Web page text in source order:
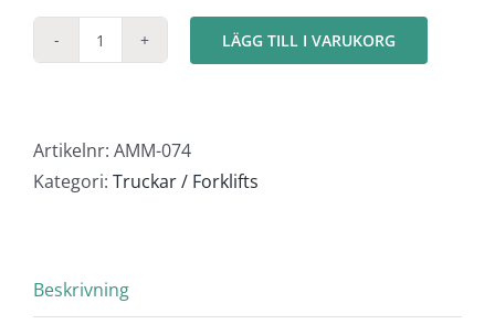
Trailerbock
LÄGG TILL I VARUKORG
Artikelnr: AMM-074
Kategori: Truckar / Forklifts
Beskrivning